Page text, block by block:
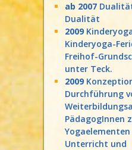
ab 2007
Dualität
2009
Kinderyoga-
Freihof-
unter Teck.
2009
Durchführung
PädagogInnen
Unterricht und